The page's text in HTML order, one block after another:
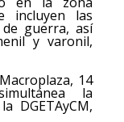
incluyen las
guerra, así
y varonil,
14
la
DGETAyCM,